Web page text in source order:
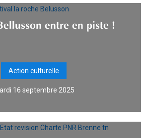
entre en piste !
Action culturelle
16 septembre 2025